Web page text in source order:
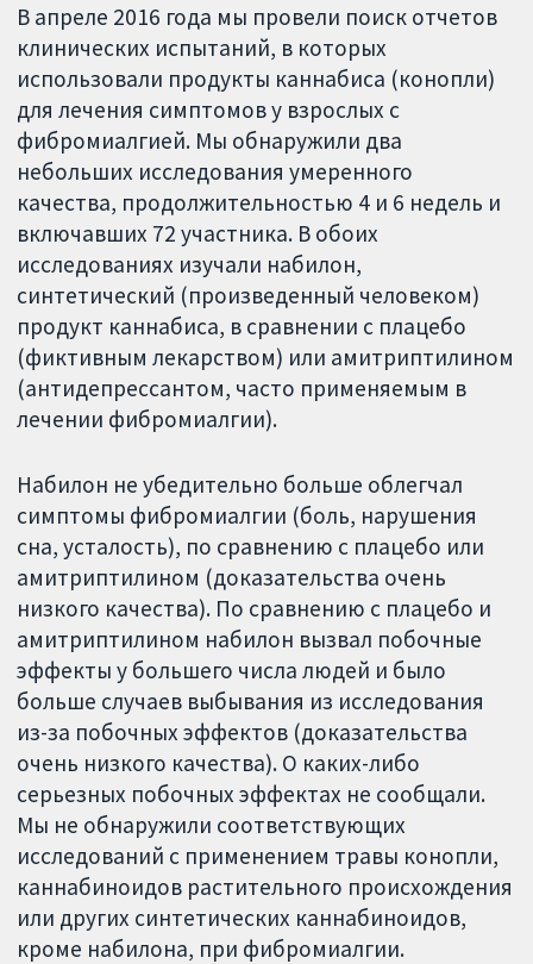
В апреле 2016 года мы провели поиск отчетов
клинических испытаний, в которых
использовали продукты каннабиса (конопли)
для лечения симптомов у взрослых с
фибромиалгией. Мы обнаружили два
небольших исследования умеренного
качества, продолжительностью 4 и 6 недель и
включавших 72 участника. В обоих
исследованиях изучали набилон,
синтетический (произведенный человеком)
продукт каннабиса, в сравнении с плацебо
(фиктивным лекарством) или амитриптилином
(антидепрессантом, часто применяемым в
лечении фибромиалгии).
Набилон не убедительно больше облегчал
симптомы фибромиалгии (боль, нарушения
сна, усталость), по сравнению с плацебо или
амитриптилином (доказательства очень
низкого качества). По сравнению с плацебо и
амитриптилином набилон вызвал побочные
эффекты у большего числа людей и было
больше случаев выбывания из исследования
из-за побочных эффектов (доказательства
очень низкого качества). О каких-либо
серьезных побочных эффектах не сообщали.
Мы не обнаружили соответствующих
исследований с применением травы конопли,
каннабиноидов растительного происхождения
или других синтетических каннабиноидов,
кроме набилона, при фибромиалгии.